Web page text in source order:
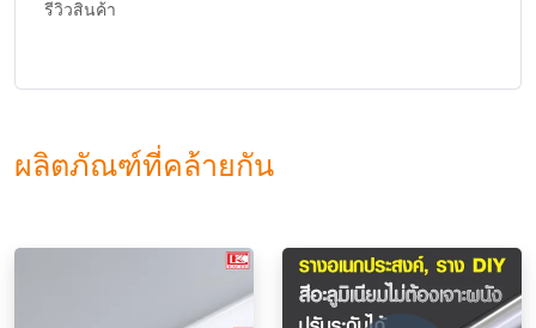
รีวิวสินค้า
ผลิตภัณฑ์ที่คล้ายกัน